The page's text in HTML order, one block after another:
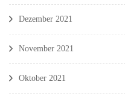
Dezember 2021
November 2021
Oktober 2021